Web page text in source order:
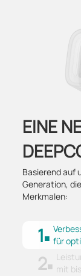
EINE
Basierend auf
Generation,
Merkmalen:
1
für
2
mit